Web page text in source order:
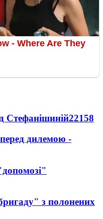
Стефанішиній22158
дилемою -
з полонених